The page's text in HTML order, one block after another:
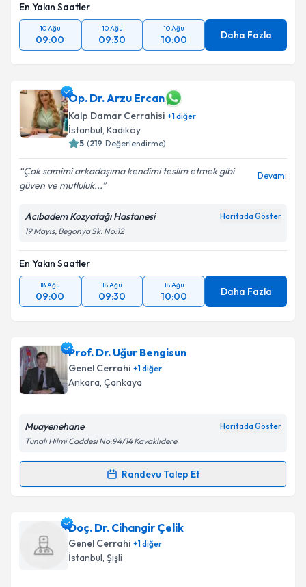
En Yakın Saatler
10 Ağu
09:00
10 Ağu
09:30
10 Ağu
10:00 Daha Fazla
Op. Dr. Arzu Ercan
Kalp Damar Cerrahisi +1diğer
İstanbul, Kadıköy
5 (219 Değerlendirme)
Çok samimi arkadaşıma kendimi teslim etmek gibi
güven ve mutluluk...
Devamı
Acıbadem Kozyatağı Hastanesi Haritada Göster
19 Mayıs, Begonya Sk. No:12
En Yakın Saatler
18 Ağu
09:00
18 Ağu
09:30
18 Ağu
10:00 Daha Fazla
Prof. Dr. Uğur Bengisun
Genel Cerrahi +1diğer
Ankara, Çankaya
Muayenehane Haritada Göster
Tunalı Hilmi Caddesi No:94/14 Kavaklıdere
Randevu Talep Et
Randevu Takvimi Talebi
Prof. Dr. Uğur Bengisun için randevu takvimi talebi
oluşturun. Size bu uzmandan randevu almanız için bir
takvim hazırlandığında e-posta ile bilgilendireceğiz.
Doç. Dr. Cihangir Çelik
Genel Cerrahi +1diğer
İstanbul, Şişli